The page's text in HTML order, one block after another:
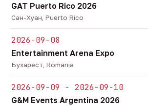
GAT Puerto Rico 2026
Сан-Хуан, Puerto Rico
2026-09-08
Entertainment Arena Expo
Бухарест, Romania
2026-09-09 - 2026-09-10
G&M Events Argentina 2026